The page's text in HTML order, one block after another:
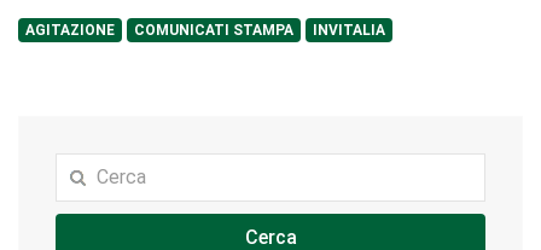
AGITAZIONE COMUNICATI STAMPA INVITALIA
Cerca